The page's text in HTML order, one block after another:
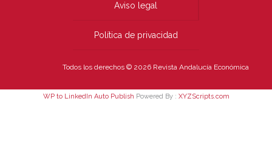
Aviso legal
Política de privacidad
Todos los derechos © 2026 Revista Andalucía Económica
WP to LinkedIn Auto Publish Powered By : XYZScripts.com